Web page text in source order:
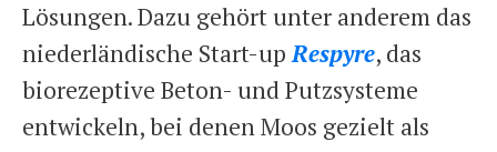
Lösungen. Dazu gehört unter anderem das
niederländische Start-upRespyre, das
biorezeptive Beton- und Putzsysteme
entwickeln, bei denen Moos gezielt als